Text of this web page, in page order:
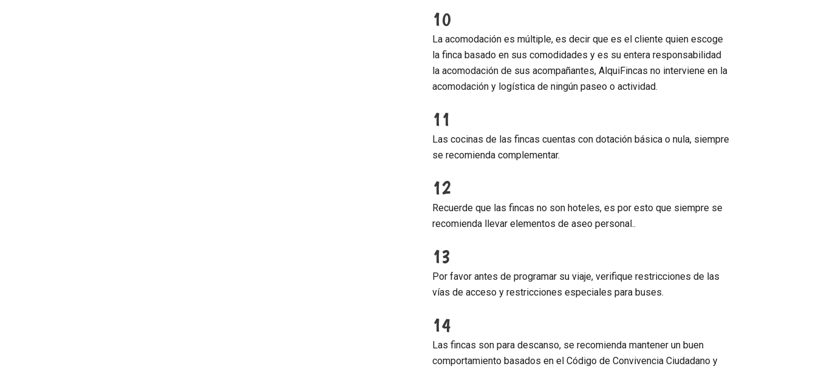
10
La acomodación es múltiple, es decir que es el cliente quien escoge
la finca basado en sus comodidades y es su entera responsabilidad
la acomodación de sus acompañantes, AlquiFincas no interviene en la
acomodación y logística de ningún paseo o actividad.
11
Las cocinas de las fincas cuentas con dotación básica o nula, siempre
se recomienda complementar.
12
Recuerde que las fincas no son hoteles, es por esto que siempre se
recomienda llevar elementos de aseo personal..
13
Por favor antes de programar su viaje, verifique restricciones de las
vías de acceso y restricciones especiales para buses.
14
​Las fincas son para descanso, se recomienda mantener un buen
comportamiento basados en el Código de Convivencia Ciudadano y